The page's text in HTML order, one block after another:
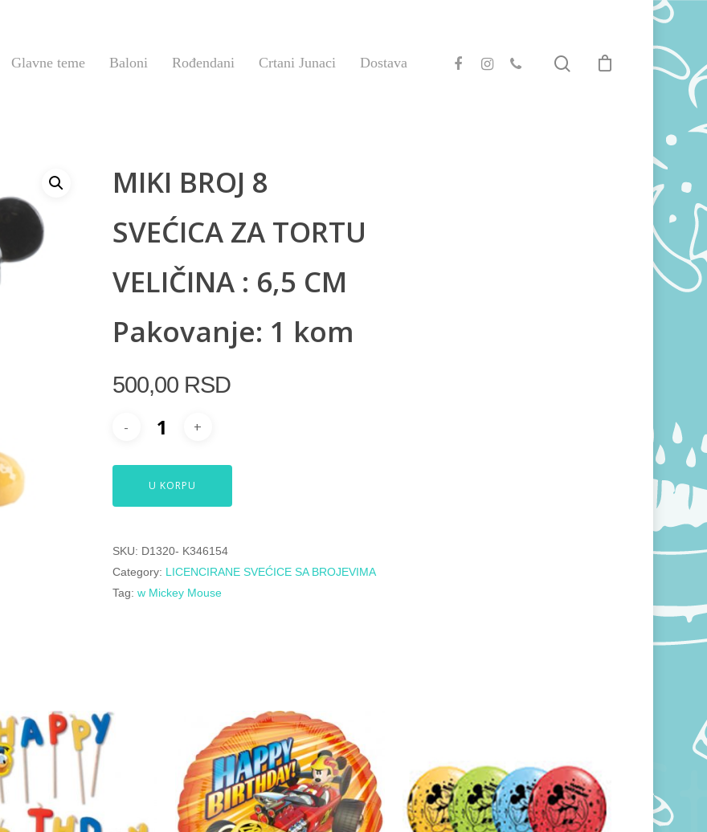
Glavne teme Baloni Rođendani Crtani Junaci Dostava
MIKI BROJ 8
SVEĆICA ZA TORTU
VELIČINA : 6,5 CM
Pakovanje: 1 kom
500,00 RSD
U KORPU
SKU: D1320- K346154
Category: LICENCIRANE SVEĆICE SA BROJEVIMA
Tag: w Mickey Mouse
450,00 RSD 1.600,00RSD
570,00RSD
1.680,00RSD